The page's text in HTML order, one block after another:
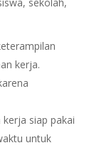
kerja.
siap pakai
untuk